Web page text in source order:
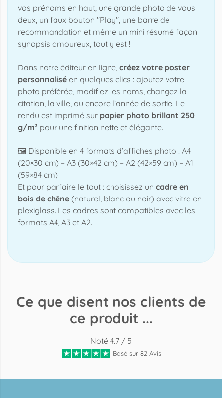
vos prénoms en haut, une grande photo de vous
deux, un faux bouton "Play", une barre de
recommandation et même un mini résumé façon
synopsis amoureux, tout y est !
Dans notre éditeur en ligne, créez votre poster
personnalisé en quelques clics : ajoutez votre
photo préférée, modifiez les noms, changez la
citation, la ville, ou encore l’année de sortie. Le
rendu est imprimé sur papier photo brillant 250
g/m² pour une finition nette et élégante.
🖼️ Disponible en 4 formats d’affiches photo : A4
(20×30 cm) – A3 (30×42 cm) – A2 (42×59 cm) – A1
(59×84 cm)
Et pour parfaire le tout : choisissez un cadre en
bois de chêne (naturel, blanc ou noir) avec vitre en
plexiglass. Les cadres sont compatibles avec les
formats A4, A3 et A2.
Ce que disent nos clients de
ce produit ...
Noté 4.7 / 5
Basé sur 82 Avis